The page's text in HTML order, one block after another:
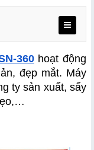
360 hoạt động
đẹp mắt. Máy
ty sản xuất, sấy